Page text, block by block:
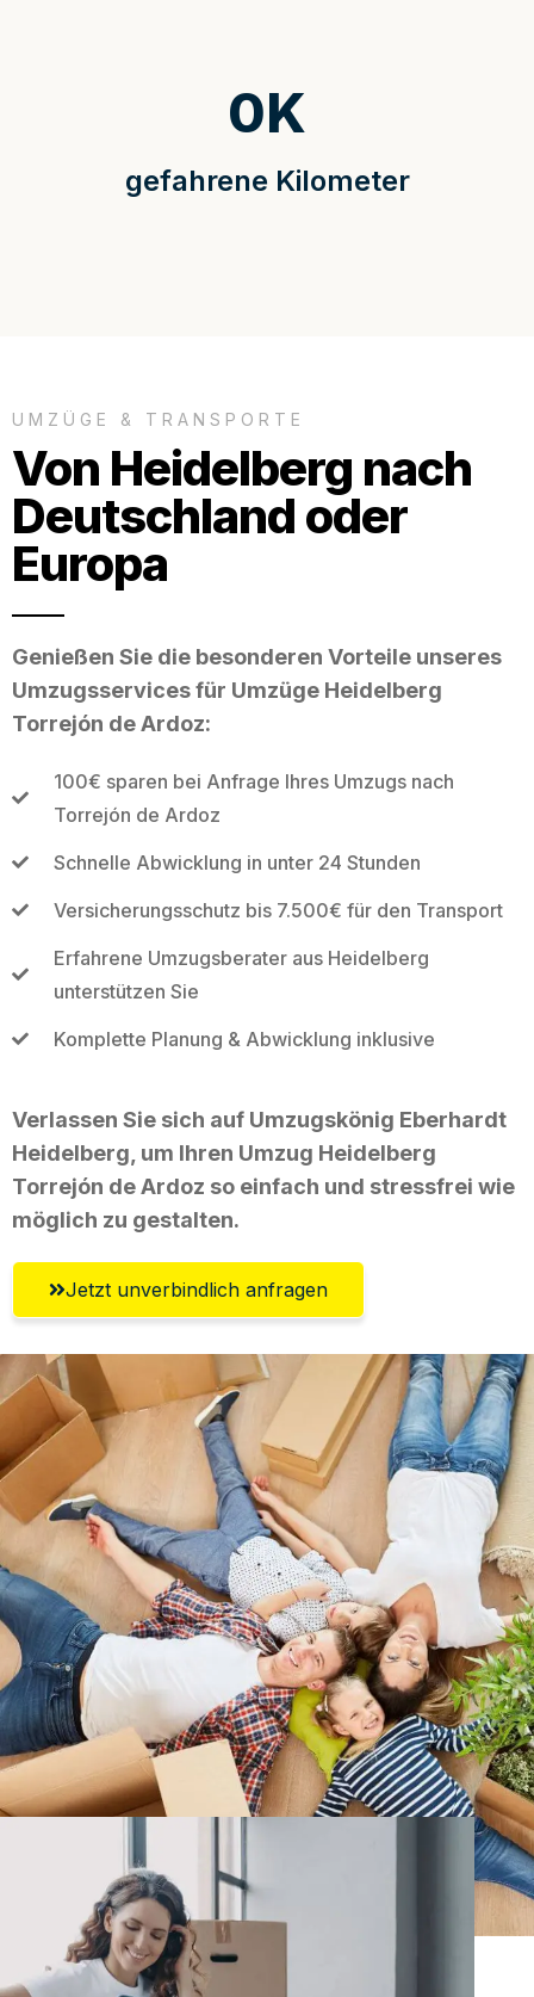
gefahrene Kilometer
0K
UMZÜGE & TRANSPORTE
Von Heidelberg nach
Deutschland oder
Europa
Genießen Sie die besonderen Vorteile unseres
Umzugsservices für Umzüge Heidelberg
Torrejón de Ardoz:
100€ sparen bei Anfrage Ihres Umzugs nach
Torrejón de Ardoz
Schnelle Abwicklung in unter 24 Stunden
Versicherungsschutz bis 7.500€ für den Transport
Erfahrene Umzugsberater aus Heidelberg
unterstützen Sie
Komplette Planung & Abwicklung inklusive
Verlassen Sie sich auf Umzugskönig Eberhardt
Heidelberg, um Ihren Umzug Heidelberg
Torrejón de Ardoz so einfach und stressfrei wie
möglich zu gestalten.
Jetzt unverbindlich anfragen